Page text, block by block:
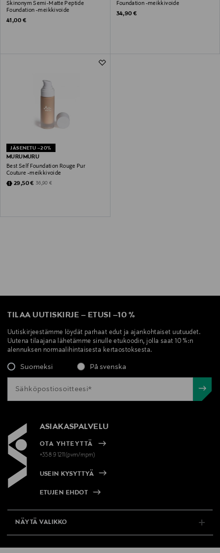
Skinonym Semi-Matte Peptide
Foundation -meikkivoide
Original Price
41,00 €
Foundation -meikkivoide
Original Price
34,90 €
JÄSENETU –20%
MURUMURU
Best Self Foundation Rouge Pur
Couture -meikkivoide
Discounted Price
29,50 € Original Price
36,90 €
TILAA UUTISKIRJE – ETUSI –10 %
Uutiskirjeestämme löydät parhaat edut ja ajankohtaiset uutuudet.
Uutena tilaajana lähetämme sinulle etukoodin, jolla saat 10 %:n
alennuksen normaalihintaisesta kertaostoksesta.
Suomeksi På svenska
ASIAKASPALVELU
OTA YHTEYTTÄ
+358 9 1211(pvm/mpm)
USEIN KYSYTTYÄ
ETUJEN EHDOT
NÄYTÄ VALIKKO